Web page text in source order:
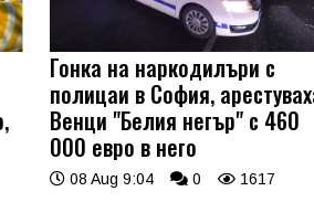
Гонка на наркодилъри с
полицаи в София,
Венци "Белия негър" с 460
000 евро в него
08 Aug 9:04 0 1617